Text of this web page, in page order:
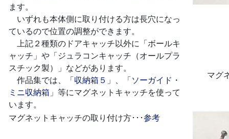
ます。
いずれも本体側に取り付ける方は長穴になっ
ているので位置の調整ができます。
上記２種類のドアキャッチ以外に「ボールキ
ャッチ」や「ジュラコンキャッチ（オールプラ
スチック製）」などがあります。
作品集では、「収納箱５ 」、「ソーガイド・
ミニ収納箱 」等にマグネットキャッチを使って
います。
マグ
マグネットキャッチの取り付け方･･･参考